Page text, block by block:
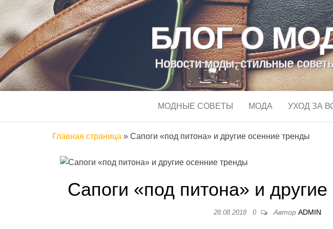
БЛОГ О
Новости моды, стильные
МОДНЫЕ СОВЕТЫ МОДА УХОД ЗА
Главная страница » Сапоги «под питона» и другие осенние тренды
Сапоги «под питона» и
28.08.2018 0 Автор ADMIN